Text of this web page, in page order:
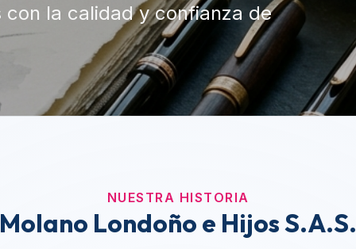
NUESTRA HISTORIA
Molano Londoño e Hijos S.A.S.